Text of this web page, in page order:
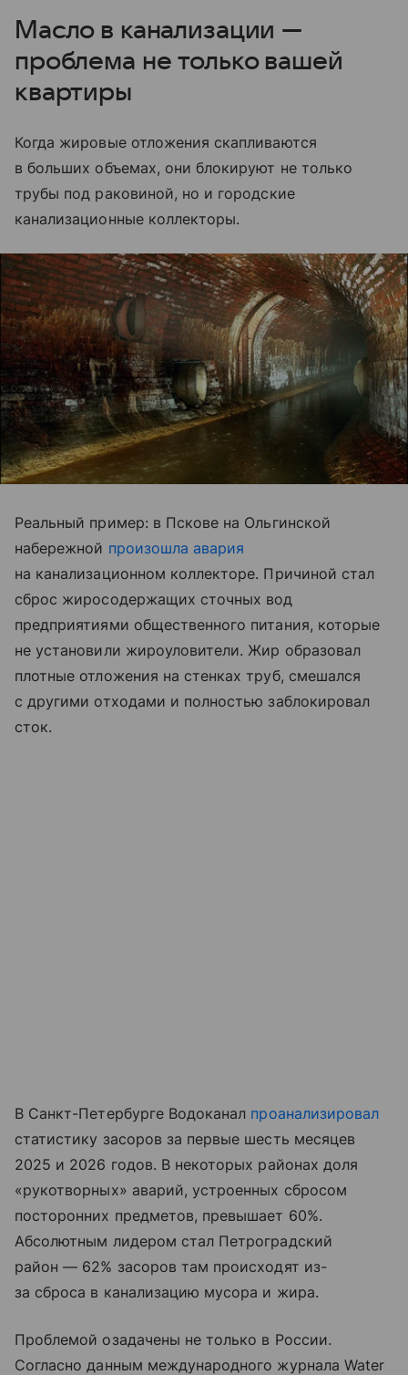
Масло в канализации —
проблема не только вашей
квартиры
Когда жировые отложения скапливаются
в больших объемах, они блокируют не только
трубы под раковиной, но и городские
канализационные коллекторы.
Реальный пример: в Пскове на Ольгинской
набережной произошла авария
на канализационном коллекторе. Причиной стал
сброс жиросодержащих сточных вод
предприятиями общественного питания, которые
не установили жироуловители. Жир образовал
плотные отложения на стенках труб, смешался
с другими отходами и полностью заблокировал
сток.
В Санкт-Петербурге Водоканал проанализировал
статистику засоров за первые шесть месяцев
2025 и 2026 годов. В некоторых районах доля
«рукотворных» аварий, устроенных сбросом
посторонних предметов, превышает 60%.
Абсолютным лидером стал Петроградский
район — 62% засоров там происходят из-
за сброса в канализацию мусора и жира.
Проблемой озадачены не только в России.
Согласно данным международного журнала Water